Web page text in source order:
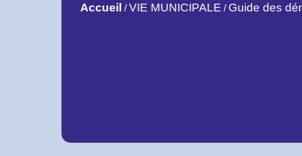
Accueil /VIE MUNICIPALE / Guide des